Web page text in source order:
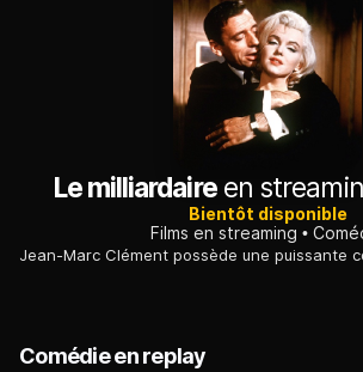
Le milliardaireen
Bientôt disponible
Films en streaming
Comédie en replay